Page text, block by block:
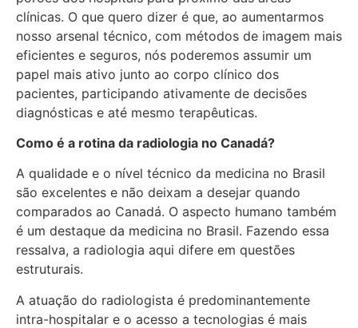
clínicas. O que quero dizer é que, ao aumentarmos
nosso arsenal técnico, com métodos de imagem mais
eficientes e seguros, nós poderemos assumir um
papel mais ativo junto ao corpo clínico dos
pacientes, participando ativamente de decisões
diagnósticas e até mesmo terapêuticas.
Como é a rotina da radiologia no Canadá?
A qualidade e o nível técnico da medicina no Brasil
são excelentes e não deixam a desejar quando
comparados ao Canadá. O aspecto humano também
é um destaque da medicina no Brasil. Fazendo essa
ressalva, a radiologia aqui difere em questões
estruturais.
A atuação do radiologista é predominantemente
intra-hospitalar e o acesso a tecnologias é mais